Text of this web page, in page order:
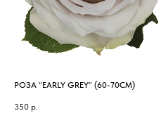
РОЗА "EARLY GREY" (60-70СМ)
350 р.